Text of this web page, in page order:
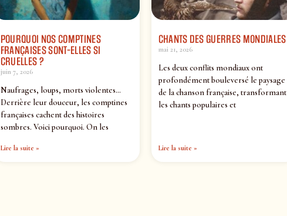
POURQUOI NOS COMPTINES
FRANÇAISES SONT-ELLES SI
CRUELLES ?
juin 7, 2026
Naufrages, loups, morts violentes…
Derrière leur douceur, les comptines
françaises cachent des histoires
sombres. Voici pourquoi. On les
Lire la suite »
CHANTS DES GUERRES MONDIALES
mai 21, 2026
Les deux conflits mondiaux ont
profondément bouleversé le paysage
de la chanson française, transformant
les chants populaires et
Lire la suite »